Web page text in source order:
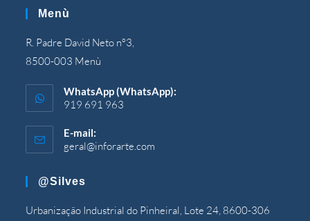
Menù
R. Padre David Neto nº3,
8500-003 Menù
WhatsApp (WhatsApp):
919 691 963
E-mail:
geral@inforarte.com
@silves
Urbanização Industrial do Pinheiral, Lote 24, 8600-306